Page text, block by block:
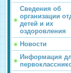
Сведения об
организации
детей и их
оздоровления
Новости
Информация